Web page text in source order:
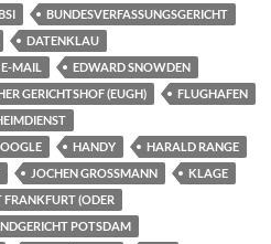
BUNDESVERFASSUNGSGERICHT
DATENKLAU
E-MAIL
EDWARD SNOWDEN
GERICHTSHOF (EUGH)
FLUGHAFEN
HANDY
HARALD RANGE
JOCHEN GROSSMANN
KLAGE
FRANKFURT (ODER
POTSDAM